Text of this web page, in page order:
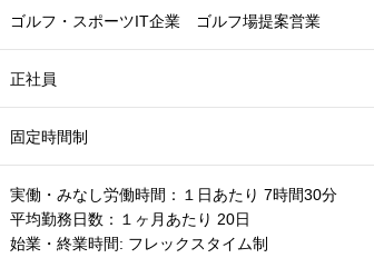
ゴルフ・スポーツIT企業 ゴルフ場提案営業
正社員
固定時間制
実働・みなし労働時間：１日あたり 7時間30分
平均勤務日数：１ヶ月あたり 20日
始業・終業時間: フレックスタイム制